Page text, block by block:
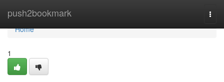
push2bookmark
Home
Home
1